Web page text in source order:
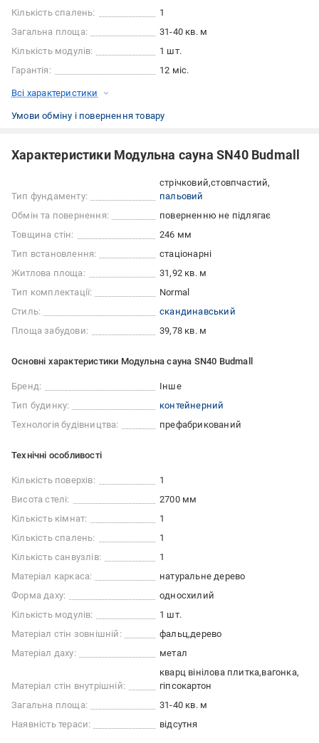
Кількість спалень:
1
Загальна площа:
31-40 кв. м
Кількість модулів:
1 шт.
Гарантія:
12 міс.
Всі характеристики
Умови обміну і повернення товару
Характеристики Модульна сауна SN40 Budmall
Тип фундаменту:
стрічковий стовпчастий
пальовий
Обмін та повернення:
поверненню не підлягає
Товщина стін:
246 мм
Тип встановлення:
стаціонарні
Житлова площа:
31,92 кв. м
Тип комплектації:
Normal
Стиль:
скандинавський
Площа забудови:
39,78 кв. м
Основні характеристики Модульна сауна SN40 Budmall
Бренд:
Інше
Тип будинку:
контейнерний
Технологія будівництва:
префабрикований
Технічні особливості
Кількість поверхів:
1
Висота стелі:
2700 мм
Кількість кімнат:
1
Кількість спалень:
1
Кількість санвузлів:
1
Матеріал каркаса:
натуральне дерево
Форма даху:
односхилий
Кількість модулів:
1 шт.
Матеріал стін зовнішній:
фальц дерево
Матеріал даху:
метал
Матеріал стін внутрішній:
кварц вінілова плитка вагонка
гіпсокартон
Загальна площа:
31-40 кв. м
Наявність тераси:
відсутня